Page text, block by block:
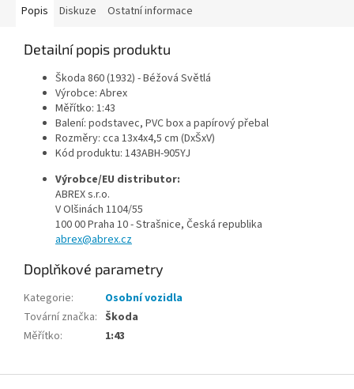
Popis Diskuze Ostatní informace
Detailní popis produktu
Škoda 860 (1932) - Béžová Světlá
Výrobce: Abrex
Měřítko: 1:43
Balení: podstavec, PVC box a papírový přebal
Rozměry: cca 13x4x4,5 cm (DxŠxV)
Kód produktu: 143ABH-905YJ
Výrobce/EU distributor:
ABREX s.r.o.
V Olšinách 1104/55
100 00 Praha 10 - Strašnice, Česká republika
abrex@abrex.cz
Doplňkové parametry
Kategorie:
Osobní vozidla
Tovární značka: Škoda
Měřítko: 1:43